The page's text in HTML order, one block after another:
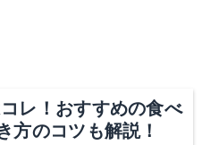
レ！おすすめの食べ
方のコツも解説！